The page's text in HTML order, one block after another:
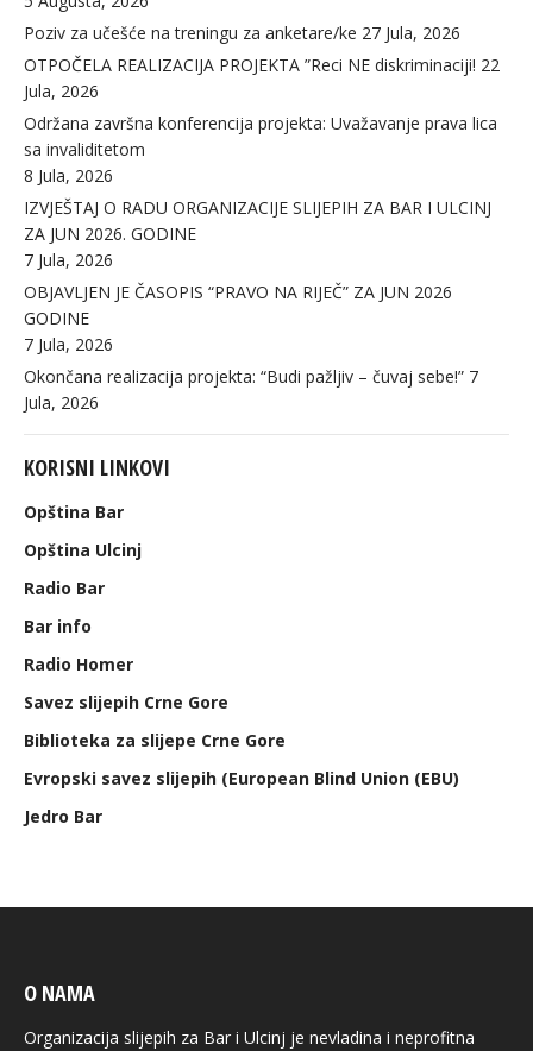
Poziv za učešće na treningu za anketare/ke 27 Jula, 2026
OTPOČELA REALIZACIJA PROJEKTA ”Reci NE diskriminaciji! 22
Jula, 2026
Održana završna konferencija projekta: Uvažavanje prava lica
sa invaliditetom
8 Jula, 2026
IZVJEŠTAJ O RADU ORGANIZACIJE SLIJEPIH ZA BAR I ULCINJ
ZA JUN 2026. GODINE
7 Jula, 2026
OBJAVLJEN JE ČASOPIS “PRAVO NA RIJEČ” ZA JUN 2026
GODINE
7 Jula, 2026
Okončana realizacija projekta: “Budi pažljiv – čuvaj sebe!” 7
Jula, 2026
KORISNI LINKOVI
Opština Bar
Opština Ulcinj
Radio Bar
Bar info
Radio Homer
Savez slijepih Crne Gore
Biblioteka za slijepe Crne Gore
Evropski savez slijepih (European Blind Union (EBU)
Jedro Bar
O NAMA
Organizacija slijepih za Bar i Ulcinj je nevladina i neprofitna